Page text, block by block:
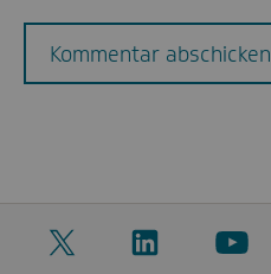
Kommentar abschicken
Twitter
LinkedIn